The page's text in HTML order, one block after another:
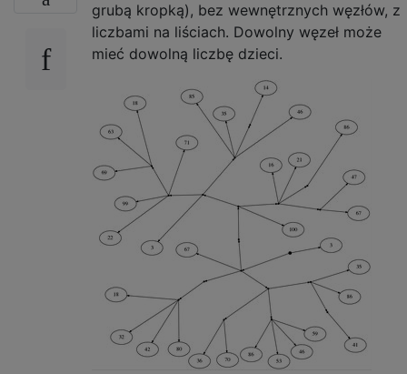
grubą kropką), bez wewnętrznych węzłów, z
liczbami na liściach. Dowolny węzeł może
mieć dowolną liczbę dzieci.